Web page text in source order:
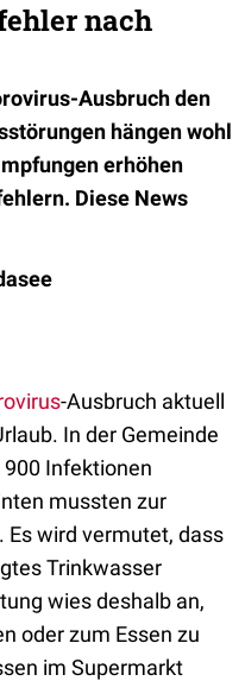
nach
Ausbruch den
hängen wohl
erhöhen
Diese News
-Ausbruch aktuell
In der Gemeinde
Infektionen
mussten zur
Es wird vermutet, dass
Trinkwasser
wies deshalb an,
oder zum Essen zu
im Supermarkt